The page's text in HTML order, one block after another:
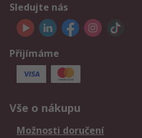
Sledujte nás
Přijímáme
Vše o nákupu
Možnosti doručení